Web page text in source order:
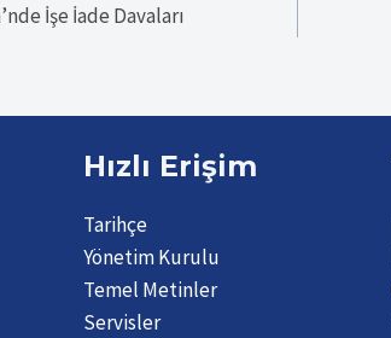
İşe İade Davaları
Hızlı Erişim
Tarihçe
Yönetim Kurulu
Temel Metinler
Servisler